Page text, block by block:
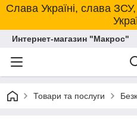
Слава Україні, слава
Интернет-магазин "Макрос"
Товари та послуги